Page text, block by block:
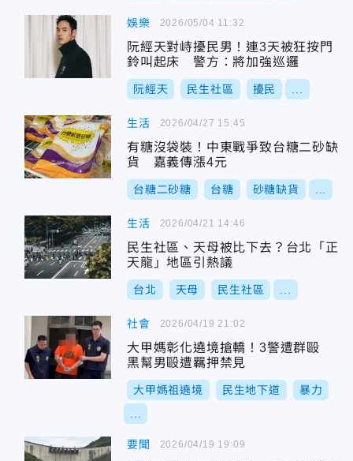
娛樂
阮經天對峙擾民男！連3天被狂按門
鈴叫起床 警方：將加強巡邏
阮經天 民生社區 擾民
2026/05/04 11:32
生活
有糖沒袋裝！中東戰爭致台糖二砂缺
貨 嘉義傳漲4元
台糖二砂糖 台糖 砂糖缺貨
2026/04/27 15:45
生活
民生社區、天母被比下去？台北「正
天龍」地區引熱議
台北 天母 民生社區
2026/04/21 14:46
社會
大甲媽彰化遶境搶轎！3警遭群毆
黑幫男毆遭羈押禁見
大甲媽祖遶境 民生地下道 暴力
2026/04/19 21:02
要聞 2026/04/19 19:09